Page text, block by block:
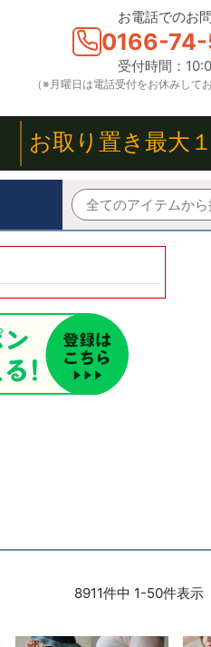
お電話でのお
0166-
受付時間：
（※月曜日は電話受付をお休みして
お取り置き最大
8911件中 1-50件表示